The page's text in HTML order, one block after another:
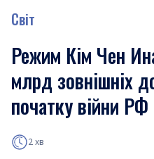
Світ
Режим Кім Чен
млрд зовнішніх
початку війни РФ
2 хв